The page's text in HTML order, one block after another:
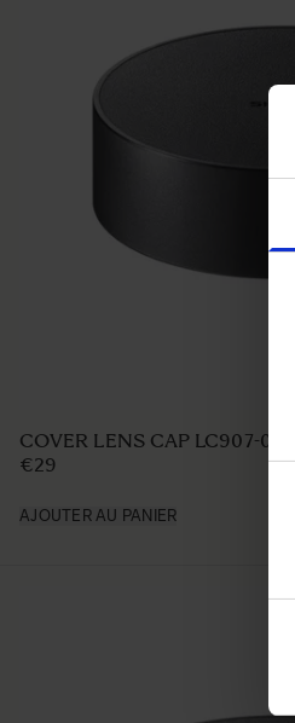
LENS HOOD LH830-02
€50
AJOUTER AU PANIER